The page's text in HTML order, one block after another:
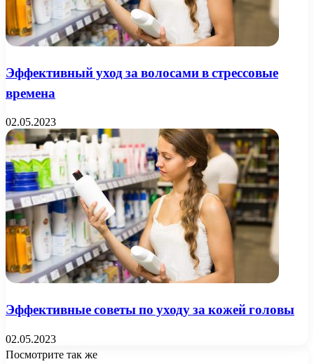
Эффективный уход за волосами в стрессовые
времена
02.05.2023
Эффективные советы по уходу за кожей головы
02.05.2023
Посмотрите так же